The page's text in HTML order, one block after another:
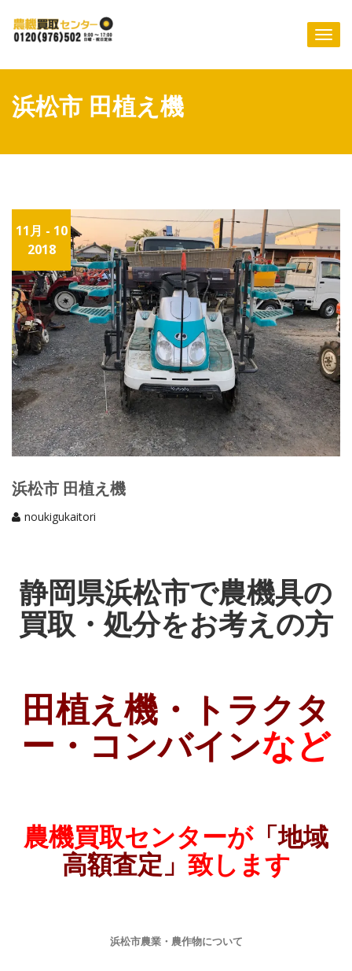
content
浜松市 田植え機
11月 - 10
2018
浜松市 田植え機
noukigukaitori
静岡県浜松市で農機具の
買取・処分をお考えの方
田植え機・トラクタ
ー・コンバインなど
農機買取センターが「地域
高額査定」 致します
浜松市農業・農作物について